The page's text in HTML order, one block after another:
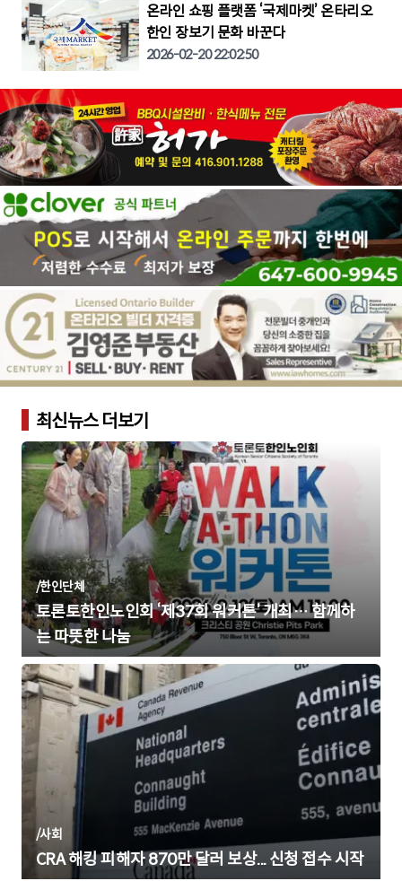
온라인 쇼핑 플랫폼 ‘국제마켓’ 온타리오
한인 장보기 문화 바꾼다
2026-02-20 22:02:50
최신뉴스 더보기
/한인단체
토론토한인노인회 ‘제37회 워커톤’ 개최… 함께하
는 따뜻한 나눔
/사회
CRA 해킹 피해자 870만 달러 보상... 신청 접수 시작